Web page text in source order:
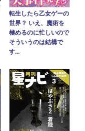
転生したら乙女ゲーの
世界？ いえ、魔術を
極めるのに忙しいので
そういうのは結構で
す...